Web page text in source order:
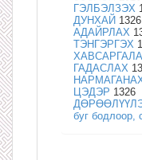
ГЭЛБЭЛЗЭХ
ДУНХАЙ 1326
АДАЙРЛАХ
ТЭНГЭРГЭХ
ГАДАСЛАХ
ЦЭДЭР 1326
буг бодлоор,